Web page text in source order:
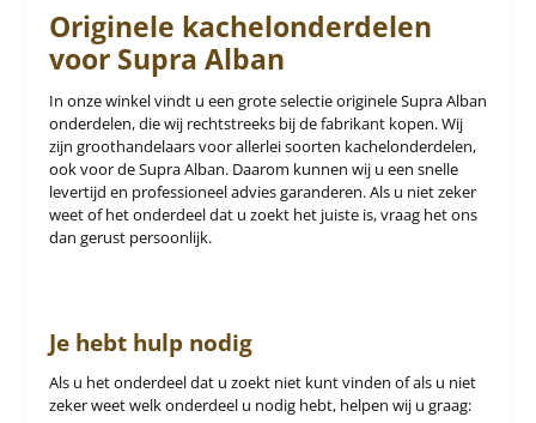
Originele kachelonderdelen
voor Supra Alban
In onze winkel vindt u een grote selectie originele Supra Alban
onderdelen, die wij rechtstreeks bij de fabrikant kopen. Wij
zijn groothandelaars voor allerlei soorten kachelonderdelen,
ook voor de Supra Alban. Daarom kunnen wij u een snelle
levertijd en professioneel advies garanderen. Als u niet zeker
weet of het onderdeel dat u zoekt het juiste is, vraag het ons
dan gerust persoonlijk.
Je hebt hulp nodig
Als u het onderdeel dat u zoekt niet kunt vinden of als u niet
zeker weet welk onderdeel u nodig hebt, helpen wij u graag: